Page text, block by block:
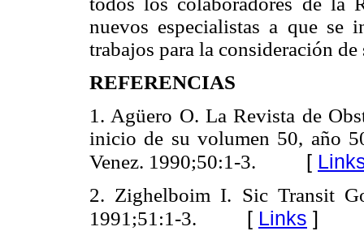
nuevos especialistas a que se
trabajos para la consideración
REFERENCIAS
1. Agüero O. La Revista de
inicio de su volumen 50, año
Venez. 1990;50:1-3.
[
2. Zighelboim I. Sic Transit
1991;51:1-3.
[ Links ]